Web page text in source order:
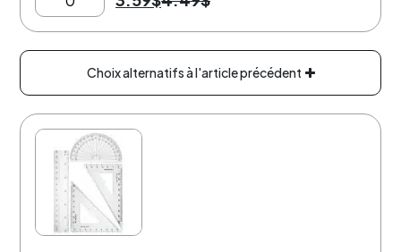
Choix alternatifs à l'article précédent
20% de rabais